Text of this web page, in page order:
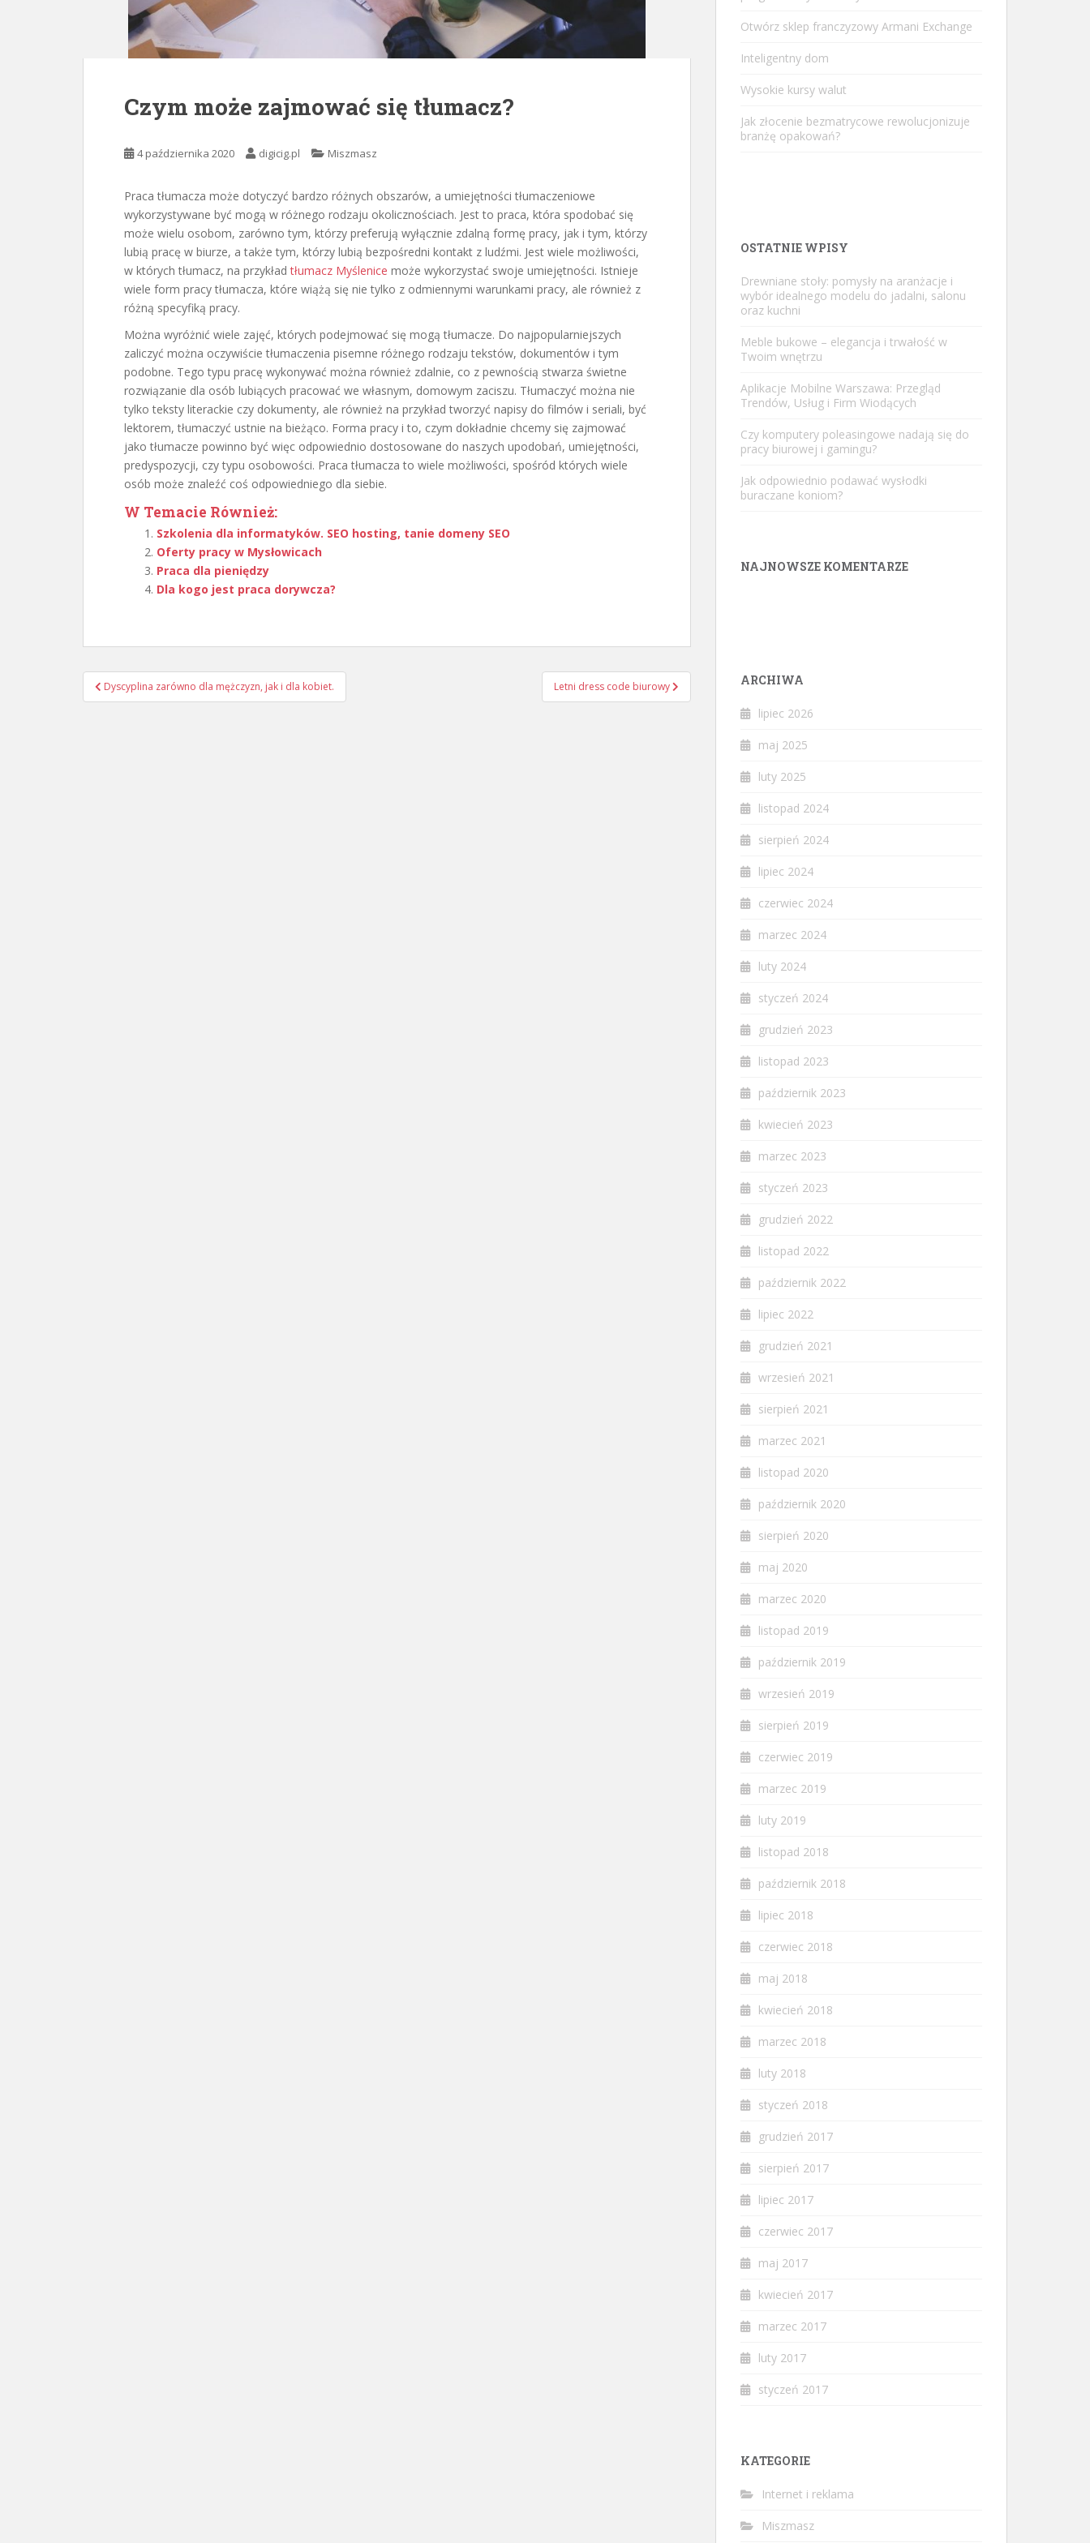
Czym może zajmować się tłumacz?
4 października 2020 digicig.pl Miszmasz
Praca tłumacza może dotyczyć bardzo różnych obszarów, a umiejętności tłumaczeniowe
wykorzystywane być mogą w różnego rodzaju okolicznościach. Jest to praca, która spodobać się
może wielu osobom, zarówno tym, którzy preferują wyłącznie zdalną formę pracy, jak i tym, którzy
lubią pracę w biurze, a także tym, którzy lubią bezpośredni kontakt z ludźmi. Jest wiele możliwości,
w których tłumacz, na przykładtłumacz Myślenice może wykorzystać swoje umiejętności. Istnieje
wiele form pracy tłumacza, które wiążą się nie tylko z odmiennymi warunkami pracy, ale również z
różną specyfiką pracy.
Można wyróżnić wiele zajęć, których podejmować się mogą tłumacze. Do najpopularniejszych
zaliczyć można oczywiście tłumaczenia pisemne różnego rodzaju tekstów, dokumentów i tym
podobne. Tego typu pracę wykonywać można również zdalnie, co z pewnością stwarza świetne
rozwiązanie dla osób lubiących pracować we własnym, domowym zaciszu. Tłumaczyć można nie
tylko teksty literackie czy dokumenty, ale również na przykład tworzyć napisy do filmów i seriali, być
lektorem, tłumaczyć ustnie na bieżąco. Forma pracy i to, czym dokładnie chcemy się zajmować
jako tłumacze powinno być więc odpowiednio dostosowane do naszych upodobań, umiejętności,
predyspozycji, czy typu osobowości. Praca tłumacza to wiele możliwości, spośród których wiele
osób może znaleźć coś odpowiedniego dla siebie.
W Temacie Również:
Szkolenia dla informatyków. SEO hosting, tanie domeny SEO
Oferty pracy w Mysłowicach
Praca dla pieniędzy
Dla kogo jest praca dorywcza?
Nawigacja
wpisu
Dyscyplina zarówno dla mężczyzn, jak i dla kobiet. Letni dress code biurowy
Otwórz sklep franczyzowy Armani Exchange
Inteligentny dom
Wysokie kursy walut
Jak złocenie bezmatrycowe rewolucjonizuje
branżę opakowań?
OSTATNIE WPISY
Drewniane stoły: pomysły na aranżacje i
wybór idealnego modelu do jadalni, salonu
oraz kuchni
Meble bukowe – elegancja i trwałość w
Twoim wnętrzu
Aplikacje Mobilne Warszawa: Przegląd
Trendów, Usług i Firm Wiodących
Czy komputery poleasingowe nadają się do
pracy biurowej i gamingu?
Jak odpowiednio podawać wysłodki
buraczane koniom?
NAJNOWSZE KOMENTARZE
ARCHIWA
lipiec 2026
maj 2025
luty 2025
listopad 2024
sierpień 2024
lipiec 2024
czerwiec 2024
marzec 2024
luty 2024
styczeń 2024
grudzień 2023
listopad 2023
październik 2023
kwiecień 2023
marzec 2023
styczeń 2023
grudzień 2022
listopad 2022
październik 2022
lipiec 2022
grudzień 2021
wrzesień 2021
sierpień 2021
marzec 2021
listopad 2020
październik 2020
sierpień 2020
maj 2020
marzec 2020
listopad 2019
październik 2019
wrzesień 2019
sierpień 2019
czerwiec 2019
marzec 2019
luty 2019
listopad 2018
październik 2018
lipiec 2018
czerwiec 2018
maj 2018
kwiecień 2018
marzec 2018
luty 2018
styczeń 2018
grudzień 2017
sierpień 2017
lipiec 2017
czerwiec 2017
maj 2017
kwiecień 2017
marzec 2017
luty 2017
styczeń 2017
KATEGORIE
Internet i reklama
Miszmasz